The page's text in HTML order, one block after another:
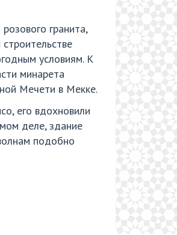
гранита,
условиям. К
минарета
Мечети в Мекке.
его вдохновили
деле, здание
подобно